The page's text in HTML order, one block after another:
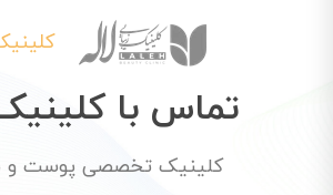
تماس با
کلینیک تخصصی پوست و